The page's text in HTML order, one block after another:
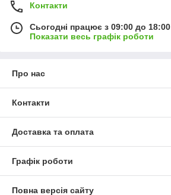
Контакти
Сьогодні працює з 09:00 до 18:00
Показати весь графік роботи
Про нас
Контакти
Доставка та оплата
Графік роботи
Повна версія сайту